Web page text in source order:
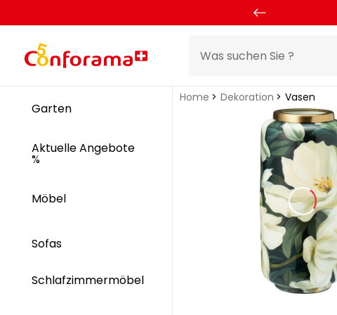
Garten
Aktuelle Angebote
%
Möbel
Sofas
Schlafzimmermöbel
Home Dekoration Vasen